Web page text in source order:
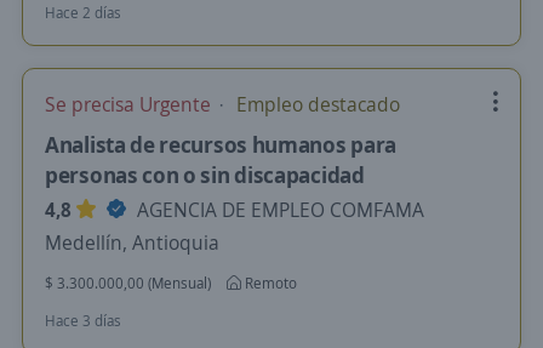
Hace 2 días
Se precisa Urgente Empleo destacado
Analista de recursos humanos para
personas con o sin discapacidad
4,8
AGENCIA DE EMPLEO COMFAMA
Medellín, Antioquia
$ 3.300.000,00 (Mensual)
Remoto
Hace 3 días